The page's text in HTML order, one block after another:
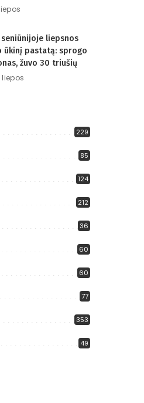
seniūnijoje liepsnos
ūkinį pastatą: sprogo
žuvo 30 triušių
liepos
229
85
124
212
36
60
60
77
353
49